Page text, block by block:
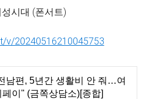
성시대 (폰서트)
v/20240516210045753
남편, 5년간 생활비 안 줘…여
이" (금쪽상담소)[종합]